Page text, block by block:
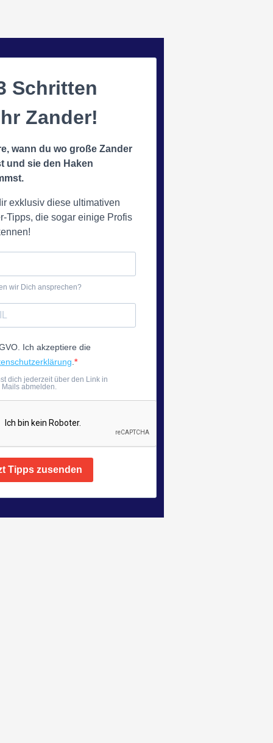
Schritten
Zander!
wann du wo große Zander
und sie den Haken
exklusiv diese ultimativen
Tipps, die sogar einige Profis
wir Dich ansprechen?
Ich akzeptiere die
dich jederzeit über den Link in
abmelden.
Tipps zusenden